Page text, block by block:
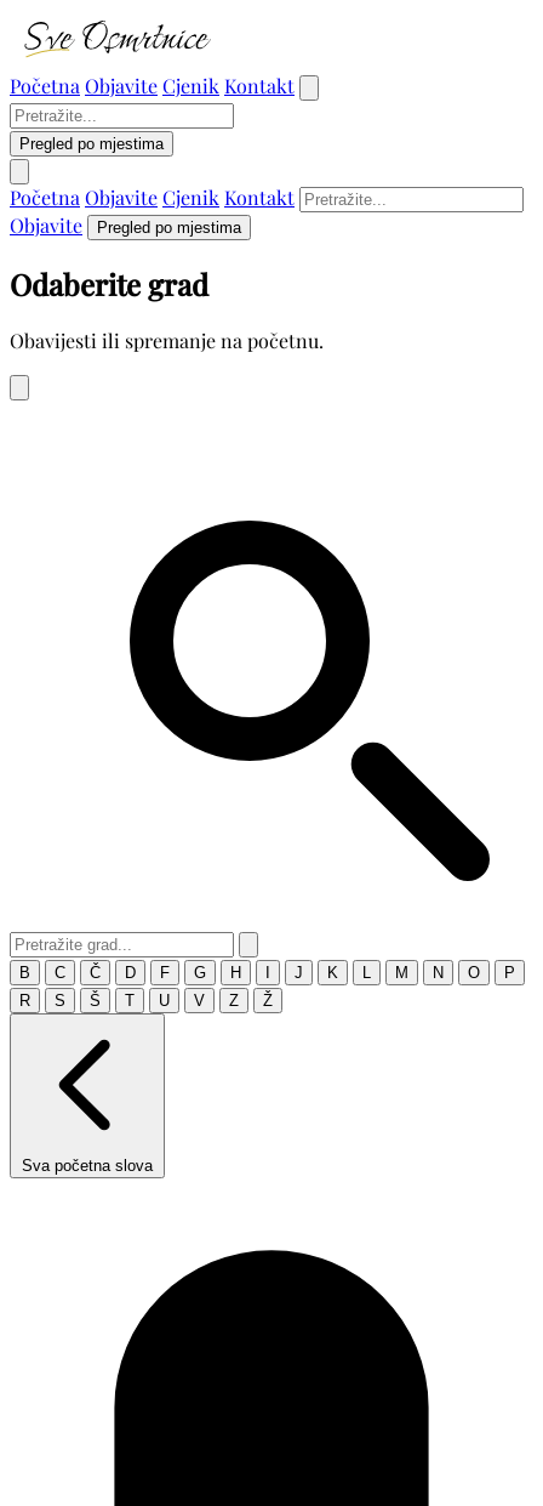
Početna ObjaviteCjenik Kontakt
Pregled po mjestima
Početna ObjaviteCjenik Kontakt
Objavite
Pregled po mjestima
Odaberite grad
Obavijesti ili spremanje na početnu.
B C Č D F G H J K M N O
P
R
S Š T U V Z Ž
Sva početna slova